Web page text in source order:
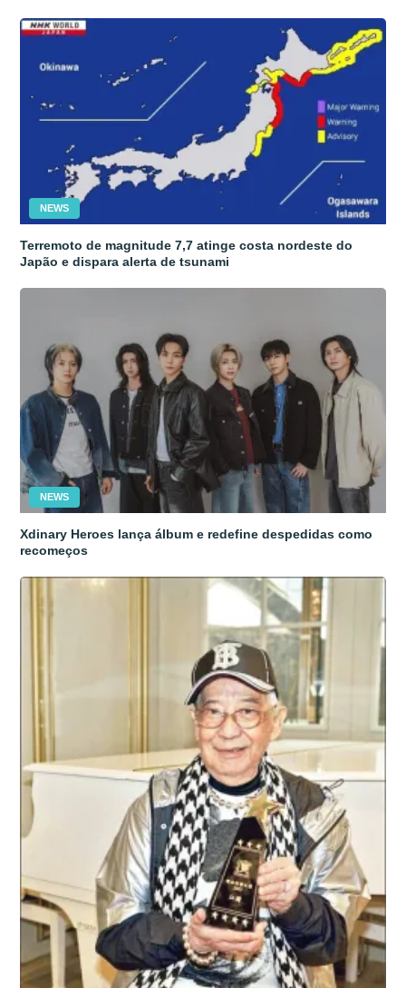
NEWS
Terremoto de magnitude 7,7 atinge costa nordeste do
Japão e dispara alerta de tsunami
NEWS
Xdinary Heroes lança álbum e redefine despedidas como
recomeços